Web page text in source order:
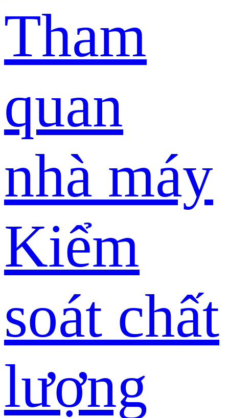
Tham
quan
nhà máy
Kiểm
soát chất
lượng